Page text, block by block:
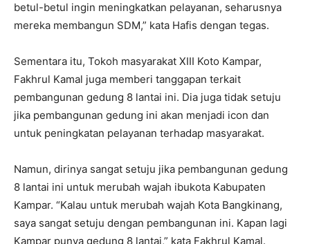
betul-betul ingin meningkatkan pelayanan, seharusnya
mereka membangun SDM,” kata Hafis dengan tegas.
Sementara itu, Tokoh masyarakat XIII Koto Kampar,
Fakhrul Kamal juga memberi tanggapan terkait
pembangunan gedung 8 lantai ini. Dia juga tidak setuju
jika pembangunan gedung ini akan menjadi icon dan
untuk peningkatan pelayanan terhadap masyarakat.
Namun, dirinya sangat setuju jika pembangunan gedung
8 lantai ini untuk merubah wajah ibukota Kabupaten
Kampar. “Kalau untuk merubah wajah Kota Bangkinang,
saya sangat setuju dengan pembangunan ini. Kapan lagi
Kampar punya gedung 8 lantai,” kata Fakhrul Kamal.